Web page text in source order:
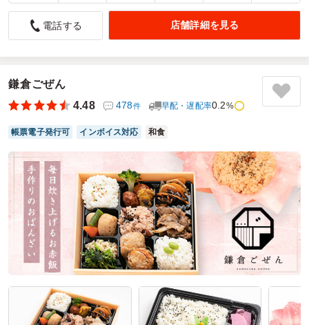
彩・味共に皆さんから好評の声を頂きました。
4.0 日本ロジテム株式会社
席者からは好評を頂ける昼食となりました。ステーキも柔ら
かくパプリカや副菜の味付けも良く満足のお弁当でしたが、
大盛で注文しましたが、ご飯の量は少なめで男性陣からした
ら物足りない感じだったと思います。量より質でいけば問題
参加者の年齢：
男女混合
神奈川県横浜市瀬谷区目黒町2024/04/15
黄色い看板の口コミをもっと見る
電話する 店舗詳細を見る
鎌倉ごぜん
4.48
478件 早配・遅配率0.2%
帳票電子発行可 インボイス対応 和食